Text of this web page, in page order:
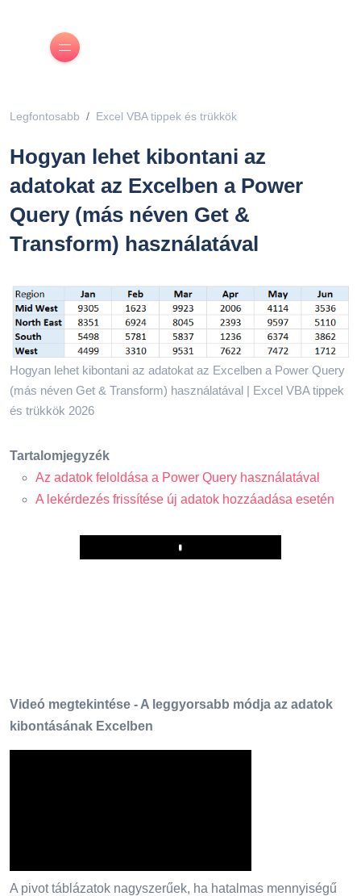
Legfontosabb Excel VBA tippek és trükkök
Hogyan lehet kibontani az
adatokat az Excelben a Power
Query (más néven Get &
Transform) használatával
Hogyan lehet kibontani az adatokat az Excelben a Power Query
(más néven Get & Transform) használatával | Excel VBA tippek
és trükkök 2026
Tartalomjegyzék
Az adatok feloldása a Power Query használatával
A lekérdezés frissítése új adatok hozzáadása esetén
Play
Videó megtekintése - A leggyorsabb módja az adatok
kibontásának Excelben
A pivot táblázatok nagyszerűek, ha hatalmas mennyiségű